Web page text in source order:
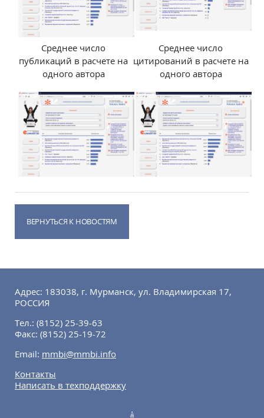
Среднее число
публикаций в расчете на
одного автора
Среднее число
цитирований в расчете на
одного автора
ВЕРНУТЬСЯ К НОВОСТЯМ
Адрес: 183038, г. Мурманск, ул. Владимирская 17,
РОССИЯ
Тел.: (8152) 25-39-63
Факс: (8152) 25-19-72
Email: mmbi@mmbi.info
Контакты
Написать в техподдержку